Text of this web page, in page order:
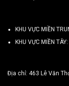
KHU VỰC MIỀN
KHU VỰC MIỀN
Địa chỉ: 463 Lê Văn